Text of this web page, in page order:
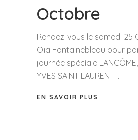
Octobre
Rendez-vous le samedi 25
Oïa Fontainebleau pour
journée spéciale
YVES SAINT LAURENT
EN SAVOIR PLUS